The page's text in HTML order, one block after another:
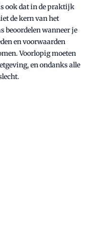
ook dat in de praktijk
de kern van het
beoordelen wanneer je
en voorwaarden
Voorlopig moeten
en ondanks alle